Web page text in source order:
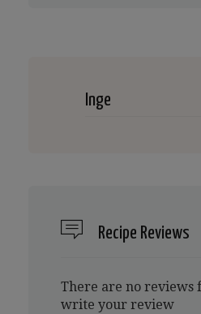
Inge
Recipe Reviews
There are no reviews
write your review